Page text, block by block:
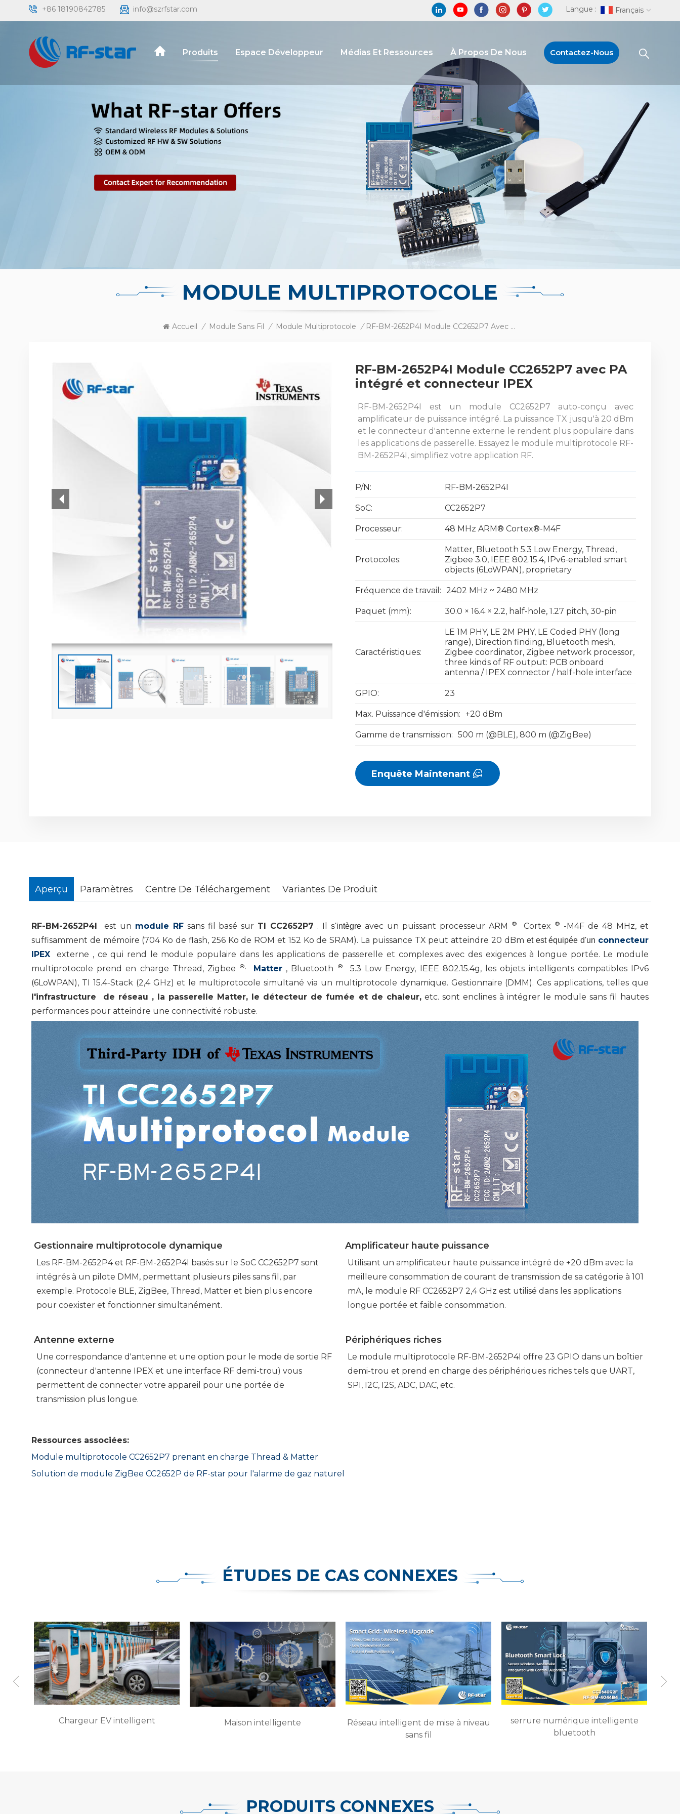
+86 18190842785 info@szrfstar.com Langue : Français
Produits Espace Développeur Médias Et Ressources À Propos De Nous Contactez-Nous
MODULE MULTIPROTOCOLE
Accueil / Module Sans Fil / Module Multiprotocole / RF-BM-2652P4I Module CC2652P7 Avec PA Intégré Et Connecteur IPEX
RF-BM-2652P4I Module CC2652P7 avec PA
intégré et connecteur IPEX
RF-BM-2652P4I est un module CC2652P7 auto-conçu avec
amplificateur de puissance intégré. La puissance TX jusqu'à 20 dBm
et le connecteur d'antenne externe le rendent plus populaire dans
les applications de passerelle. Essayez le module multiprotocole RF-
BM-2652P4I, simplifiez votre application RF.
P/N: RF-BM-2652P4I
SoC: CC2652P7
Processeur: 48 MHz ARM® Cortex®-M4F
Protocoles:
Matter, Bluetooth 5.3 Low Energy, Thread,
Zigbee 3.0, IEEE 802.15.4, IPv6-enabled smart
objects (6LoWPAN), proprietary
Fréquence de travail: 2402 MHz ~ 2480 MHz
Paquet (mm): 30.0 × 16.4 × 2.2, half-hole, 1.27 pitch, 30-pin
Caractéristiques:
LE 1M PHY, LE 2M PHY, LE Coded PHY (long
range), Direction finding, Bluetooth mesh,
Zigbee coordinator, Zigbee network processor,
three kinds of RF output: PCB onboard
antenna / IPEX connector / half-hole interface
GPIO: 23
Max. Puissance d'émission: +20 dBm
Gamme de transmission: 500 m (@BLE), 800 m (@ZigBee)
Enquête Maintenant
Aperçu Paramètres Centre De Téléchargement Variantes De Produit
RF-BM-2652P4I est un module RFsans fil basé sur TI CC2652P7 . Ils'intègre avec un puissant processeur ARM ® Cortex ® -M4F de 48 MHz, et
suffisamment de mémoire (704 Ko de flash, 256 Ko de ROM et 152 Ko de SRAM). La puissance TX peut atteindre 20 dBm et est équipée d'un connecteur
IPEX externe , ce qui rend le module populaire dans les applications de passerelle et complexes avec des exigences à longue portée. Le module
multiprotocole prend en charge Thread, Zigbee ®, Matter, Bluetooth ®
5.3 Low Energy, IEEE 802.15.4g, les objets intelligents compatibles IPv6
(6LoWPAN), TI 15.4-Stack (2,4 GHz) et le multiprotocole simultané via un multiprotocole dynamique. Gestionnaire (DMM). Ces applications, telles que
l'infrastructure de réseau , la passerelle Matter, le détecteur de fumée et de chaleur,etc. sont enclines à intégrer le module sans fil hautes
performances pour atteindre une connectivité robuste.
Gestionnaire multiprotocole dynamique
Les RF-BM-2652P4 et RF-BM-2652P4I basés sur le SoC CC2652P7 sont
intégrés à un pilote DMM, permettant plusieurs piles sans fil, par
exemple. Protocole BLE, ZigBee, Thread, Matter et bien plus encore
pour coexister et fonctionner simultanément.
Amplificateur haute puissance
Utilisant un amplificateur haute puissance intégré de +20 dBm avec la
meilleure consommation de courant de transmission de sa catégorie à 101
mA, le module RF CC2652P7 2,4 GHz est utilisé dans les applications
longue portée et faible consommation.
Antenne externe
Une correspondance d'antenne et une option pour le mode de sortie RF
(connecteur d'antenne IPEX et une interface RF demi-trou) vous
permettent de connecter votre appareil pour une portée de
transmission plus longue.
Périphériques riches
Le module multiprotocole RF-BM-2652P4I offre 23 GPIO dans un boîtier
demi-trou et prend en charge des périphériques riches tels que UART,
SPI, I2C, I2S, ADC, DAC, etc.
Ressources associées:
Module multiprotocole CC2652P7 prenant en charge Thread & Matter
Solution de module ZigBee CC2652P de RF-star pour l'alarme de gaz naturel
ÉTUDES DE CAS CONNEXES
Chargeur EV intelligent Maison intelligente
Réseau intelligent de mise à niveau
sans fil
serrure numérique intelligente
bluetooth
PRODUITS CONNEXES